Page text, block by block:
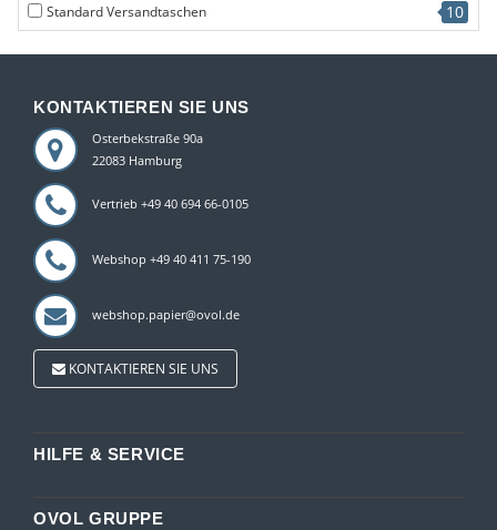
Standard Versandtaschen 10
KONTAKTIEREN SIE UNS
Osterbekstraße 90a
22083 Hamburg
Vertrieb +49 40 694 66-0105
Webshop +49 40 411 75-190
webshop.papier@ovol.de
KONTAKTIEREN SIE UNS
HILFE & SERVICE
OVOL GRUPPE